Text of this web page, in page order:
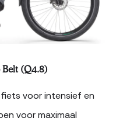
Belt (Q4.8)
voor intensief en
voor maximaal